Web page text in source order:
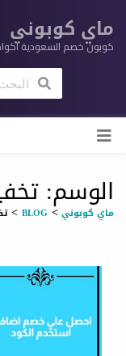
ماي كوبوني
كوبون خصم السعودية
الوسم:
ماي كوبوني>
BLOG
>